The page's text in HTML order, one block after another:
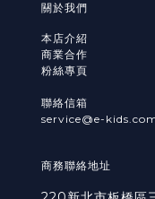
關於我們
本店介紹
商業合作
粉絲專頁
聯絡信箱
service@e-
商務聯絡地址